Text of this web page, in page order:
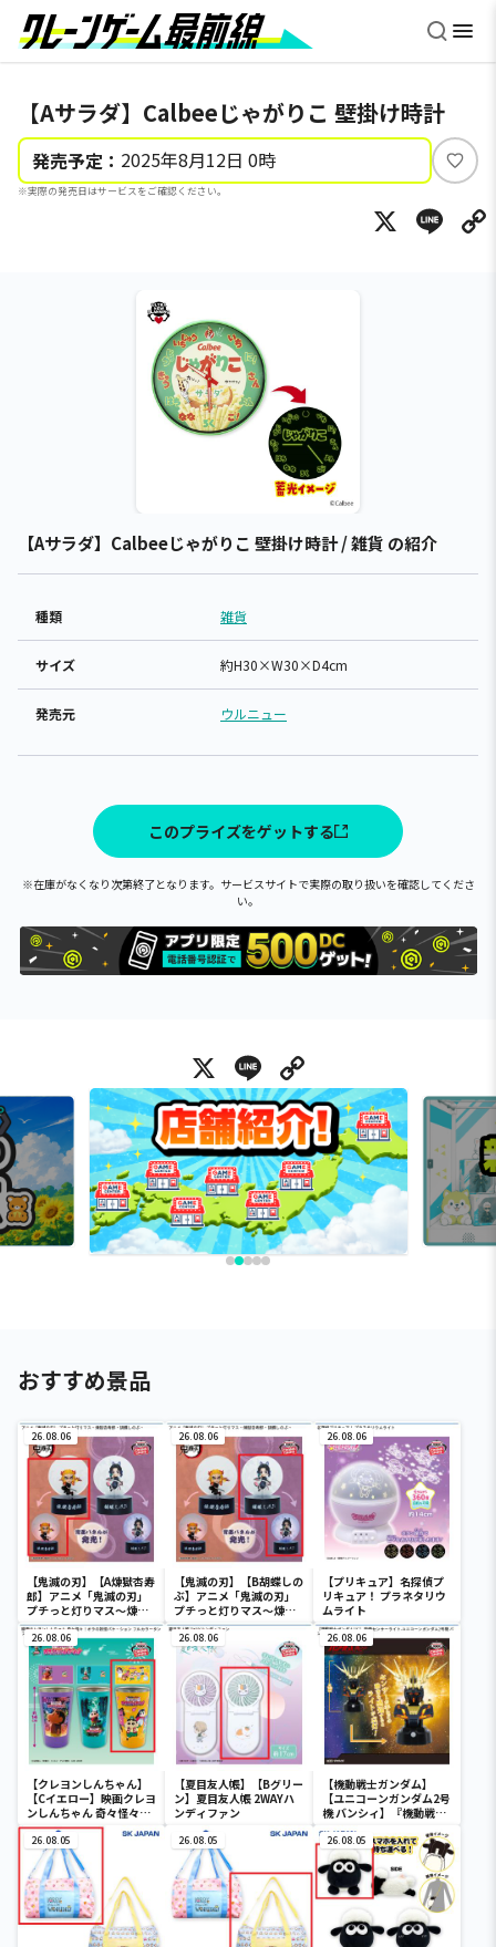
【Aサラダ】Calbeeじゃがりこ 壁掛け時計
発売予定： 2025年8月12日 0時
※実際の発売日はサービスをご確認ください。
い
ね
X
【Aサラダ】Calbeeじゃがりこ 壁掛け時計 / 雑貨 の紹介
種類 雑貨
サイズ 約H30×W30×D4cm
発売元 ウルニュー
このプライズをゲットする
※在庫がなくなり次第終了となります。サービスサイトで実際の取り扱いを確認してくださ
い。
X Line
おすすめ景品
26.08.06
【鬼滅の刃】【A煉獄杏寿
郎】アニメ「鬼滅の刃」
プチっと灯りマス～煉獄
杏寿郎・胡蝶しのぶ～
26.08.06
【鬼滅の刃】【B胡蝶しの
ぶ】アニメ「鬼滅の刃」
プチっと灯りマス～煉獄
杏寿郎・胡蝶しのぶ～
26.08.06
【プリキュア】名探偵プ
リキュア！ プラネタリウ
ムライト
26.08.06
【クレヨンしんちゃん】
【Cイエロー】映画クレヨ
ンしんちゃん 奇々怪々！
オラの妖怪バケ～ション
フルカラータンブラー
26.08.06
【夏目友人帳】【Bグリー
ン】夏目友人帳 2WAYハ
ンディファン
26.08.06
【機動戦士ガンダム】
【ユニコーンガンダム2号
機 バンシィ】『機動戦士
ーライト-ユニコーンガン
ダム2号機 バンシィ（デ
ストロイモード）-
26.08.05 26.08.05 26.08.05